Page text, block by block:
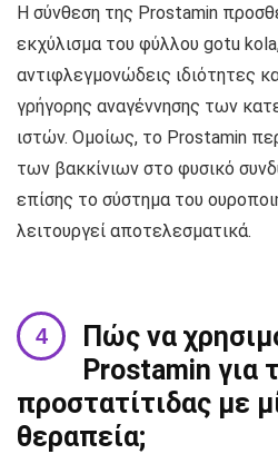
Η σύνθεση της Prostamin
εκχύλισμα του φύλλου gotu
αντιφλεγμονώδεις ιδιότητες
γρήγορης αναγέννησης των
ιστών. Ομοίως, το Prostamin
των βακκίνιων στο φυσικό
επίσης το σύστημα του
λειτουργεί αποτελεσματικά.
Πώς να
Prostamin για
προστατίτιδας με
θεραπεία;